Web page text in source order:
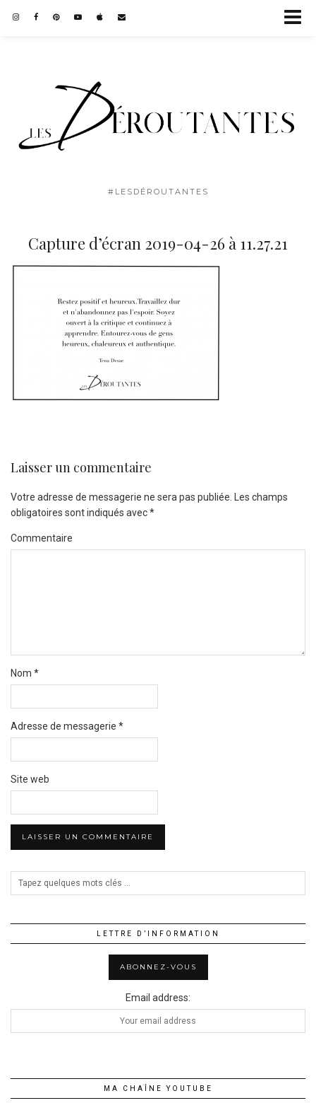
#LESDÉROUTANTES
Capture d’écran 2019-04-26 à 11.27.21
Laisser un commentaire
Votre adresse de messagerie ne sera pas publiée.
Les champs
obligatoires sont indiqués avec*
Commentaire
Nom *
Adresse de messagerie *
Site web
LETTRE D’INFORMATION
Email address:
MA CHAÎNE YOUTUBE